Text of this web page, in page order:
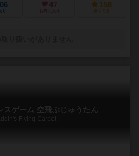
47
お気に入り
158
持ってる
スゲーム 空飛ぶじゅうたん
Flying Carpet